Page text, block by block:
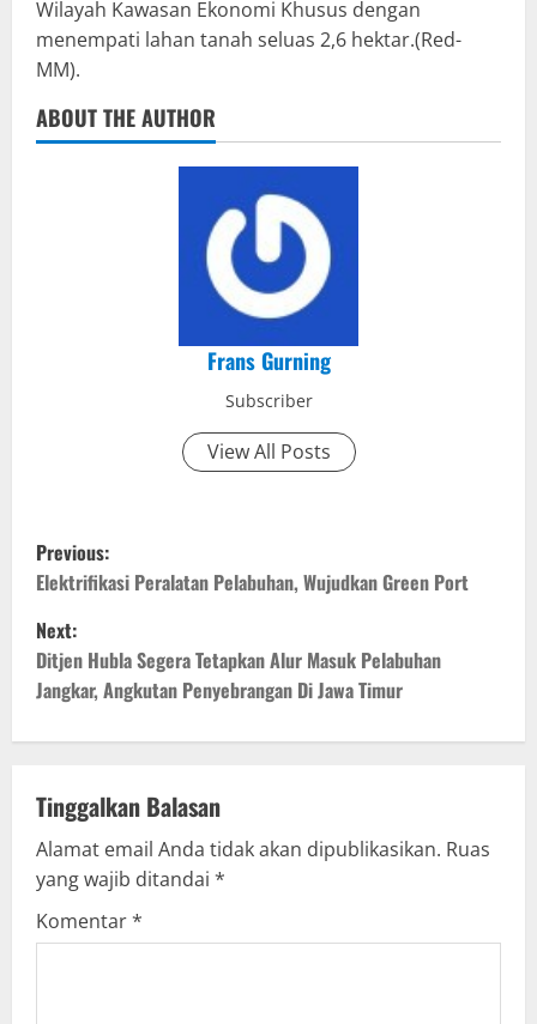
Wilayah Kawasan Ekonomi Khusus dengan
menempati lahan tanah seluas 2,6 hektar.(Red-
MM).
ABOUT THE AUTHOR
Frans Gurning
Subscriber
View All Posts
P
o
s
t
n
a
v
i
g
Previous:
Elektrifikasi Peralatan Pelabuhan, Wujudkan Green Port
Next:
Ditjen Hubla Segera Tetapkan Alur Masuk Pelabuhan
Jangkar, Angkutan Penyebrangan Di Jawa Timur
Tinggalkan Balasan
Alamat email Anda tidak akan dipublikasikan. Ruas
yang wajib ditandai *
Komentar*